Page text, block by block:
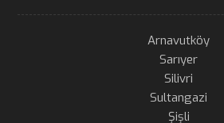
Arnavutköy
Sarıyer
Silivri
Sultangazi
Şişli